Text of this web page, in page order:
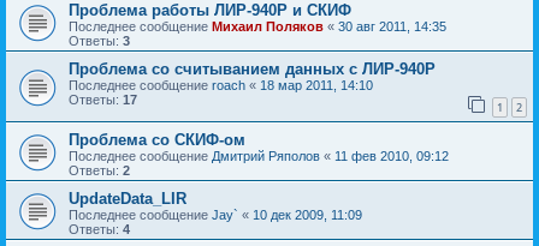
Проблема работы ЛИР-940Р и СКИФ
Последнее сообщение Михаил Поляков « 30 авг 2011, 14:35
Ответы: 3
Проблема со считыванием данных с ЛИР-940Р
Последнее сообщение roach « 18 мар 2011, 14:10
Ответы: 17 1 2
Проблема со СКИФ-ом
Последнее сообщение Дмитрий Ряполов « 11 фев 2010, 09:12
Ответы: 2
UpdateData_LIR
Последнее сообщение Jay` « 10 дек 2009, 11:09
Ответы: 4